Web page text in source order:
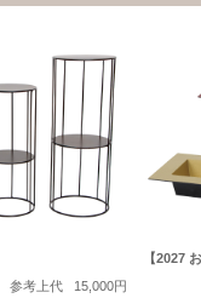
参考上代
15,000円
【2027